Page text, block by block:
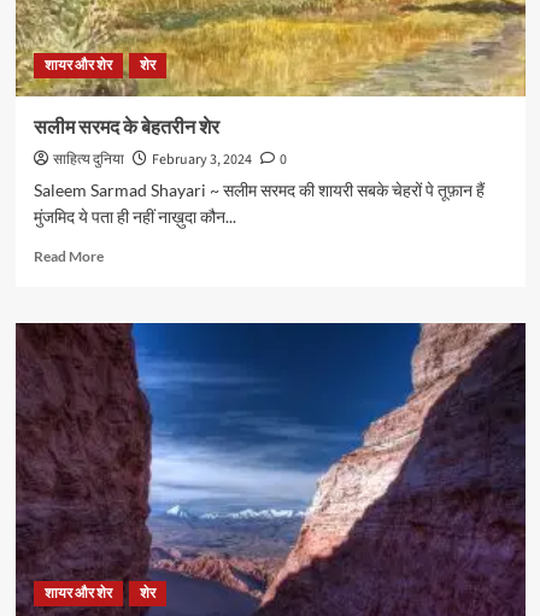
शायर और शेर शेर
सलीम सरमद के बेहतरीन शेर
साहित्य दुनिया February 3, 2024
0
Saleem Sarmad Shayari ~ सलीम सरमद की शायरी सबके चेहरों पे तूफ़ान हैं
मुंजमिद ये पता ही नहीं नाख़ुदा कौन...
Read MoreRead
सलीम
सरमद
के
बेहतरीन
शेर
शायर और शेर शेर